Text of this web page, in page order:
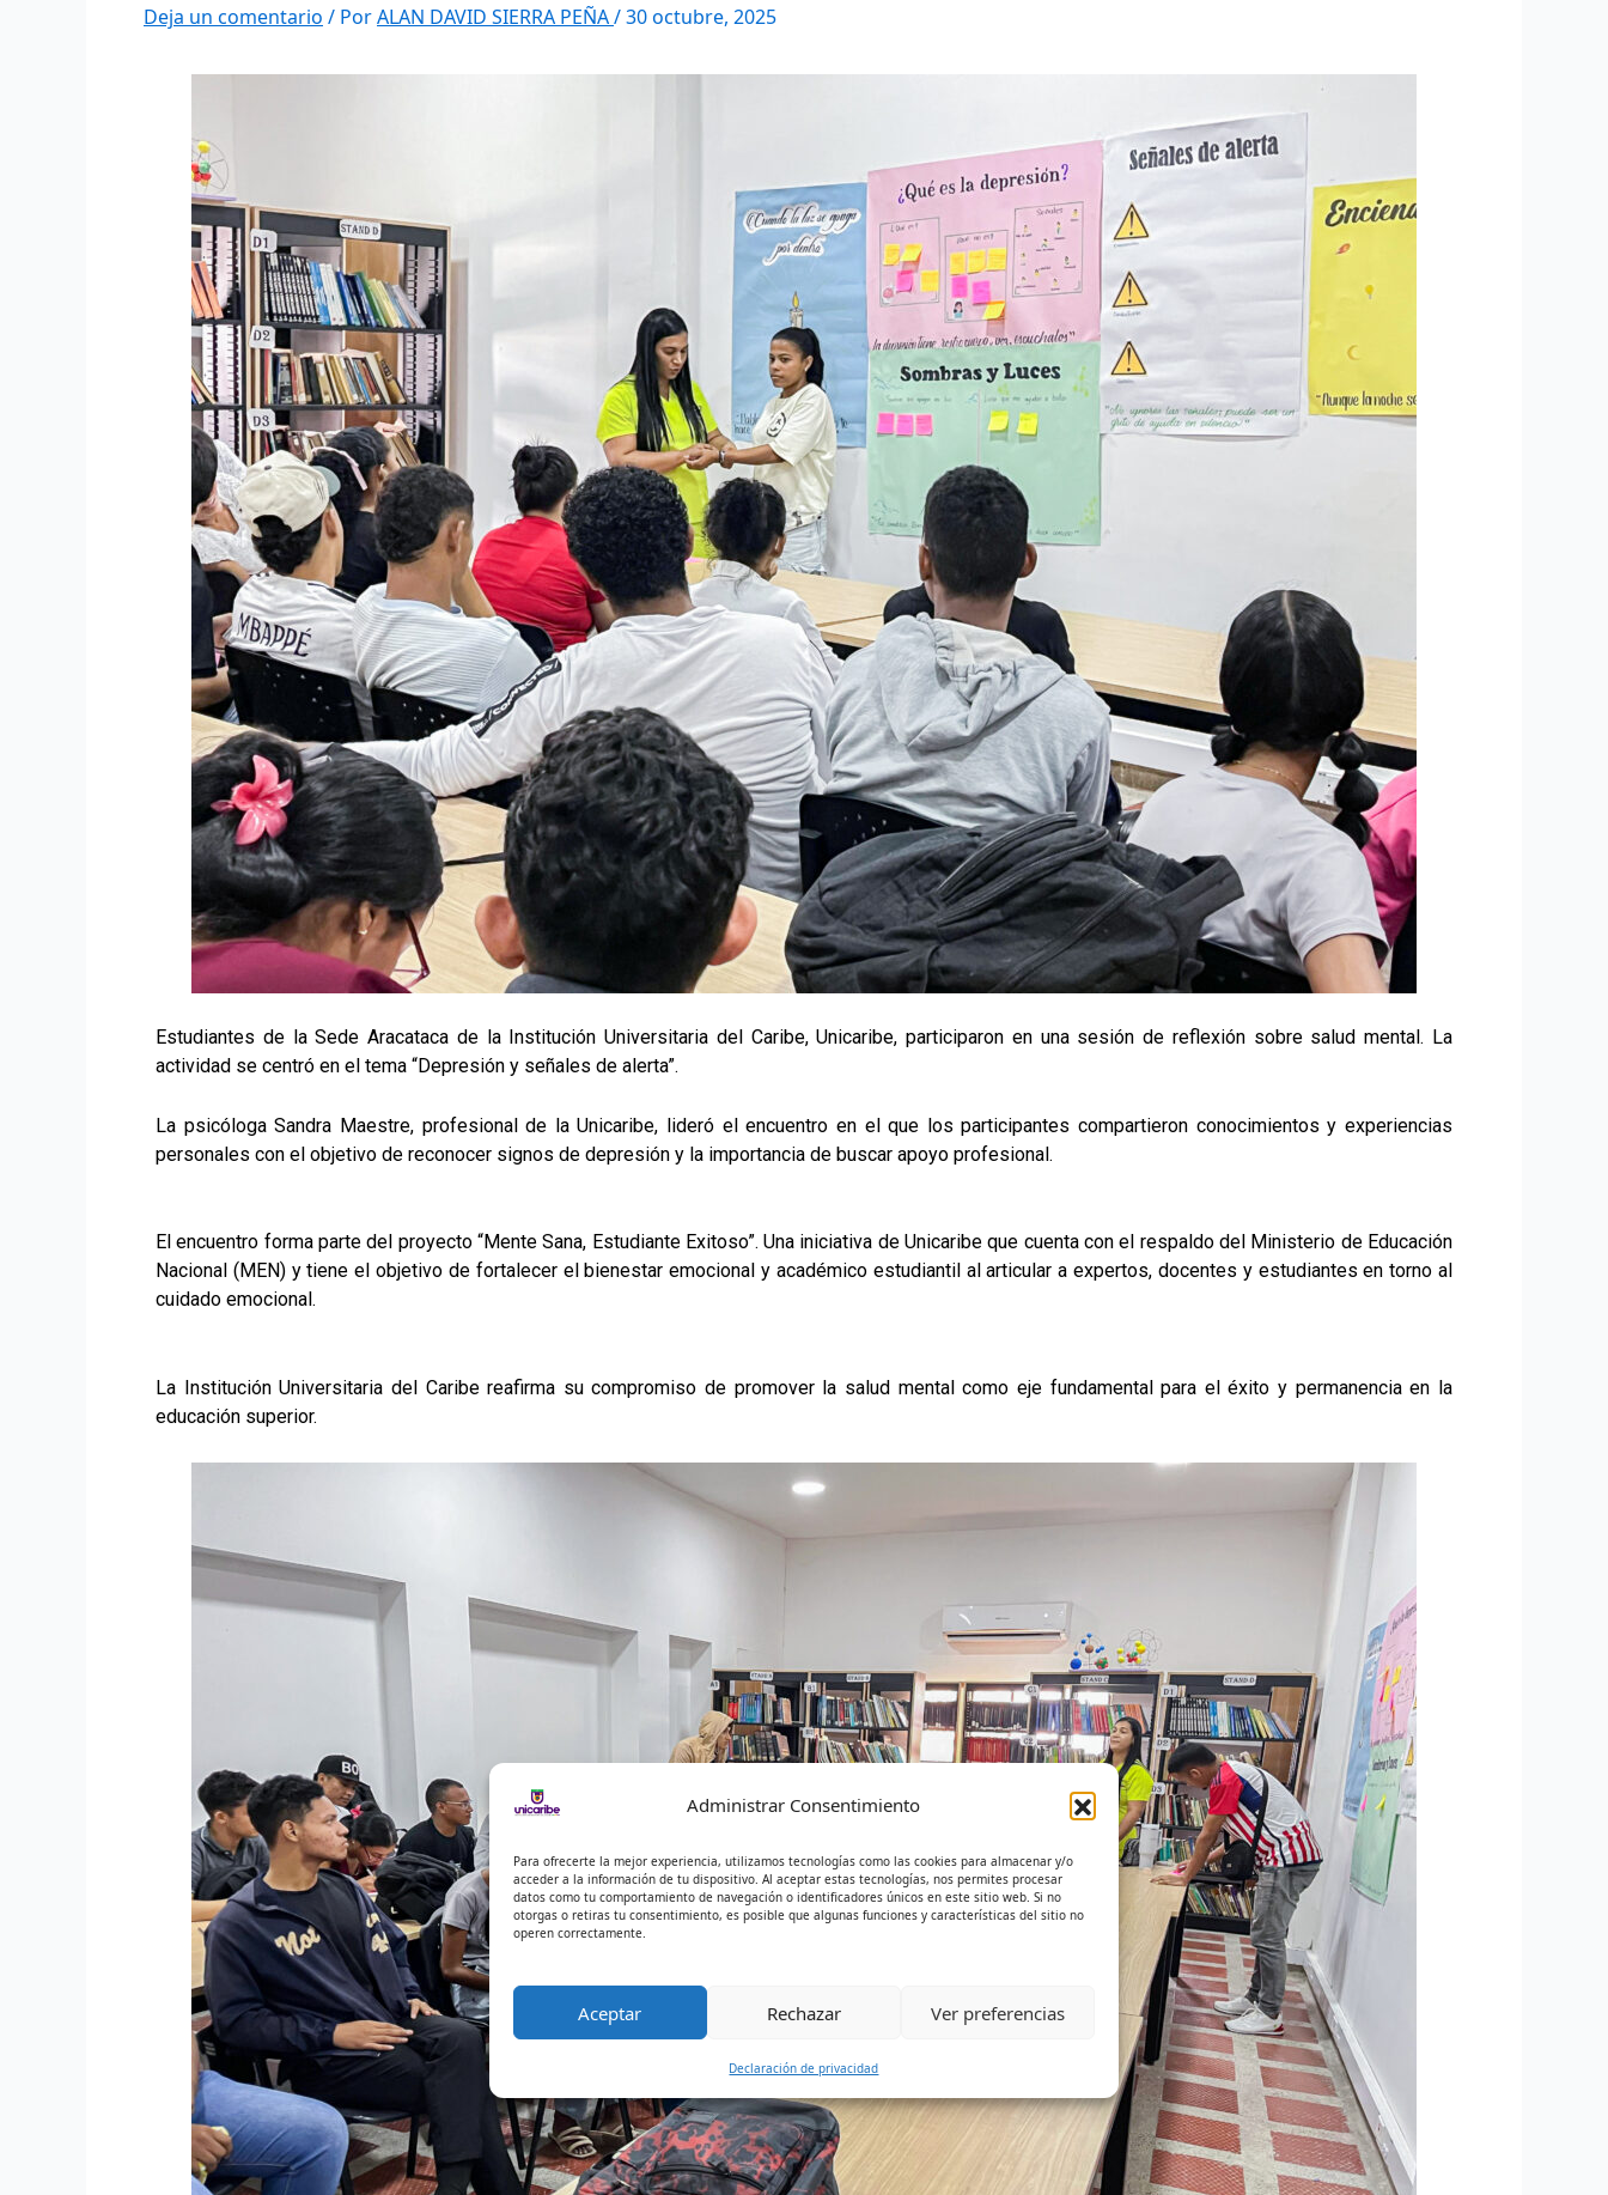
Administrar Consentimiento
Para ofrecerte la mejor experiencia, utilizamos tecnologías como las cookies para almacenar y/o
acceder a la información de tu dispositivo. Al aceptar estas tecnologías, nos permites procesar
datos como tu comportamiento de navegación o identificadores únicos en este sitio web. Si no
otorgas o retiras tu consentimiento, es posible que algunas funciones y características del sitio no
operen correctamente.
Aceptar Rechazar Ver preferencias
Declaración de privacidad
Deja un comentario / PorALAN DAVID SIERRA PEÑA/30 octubre, 2025
Estudiantes de la Sede Aracataca de la Institución Universitaria del Caribe, Unicaribe, participaron en una sesión de reflexión sobre salud mental. La
actividad se centró en el tema “Depresión y señales de alerta”.
La psicóloga Sandra Maestre, profesional de la Unicaribe, lideró el encuentro en el que los participantes compartieron conocimientos y experiencias
personales con el objetivo de reconocer signos de depresión y la importancia de buscar apoyo profesional.
El encuentro forma parte del proyecto “Mente Sana, Estudiante Exitoso”. Una iniciativa de Unicaribe que cuenta con el respaldo del Ministerio de Educación
Nacional (MEN) y tiene el objetivo de fortalecer el bienestar emocional y académico estudiantil al articular a expertos, docentes y estudiantes en torno al
cuidado emocional.
La Institución Universitaria del Caribe reafirma su compromiso de promover la salud mental como eje fundamental para el éxito y permanencia en la
educación superior.